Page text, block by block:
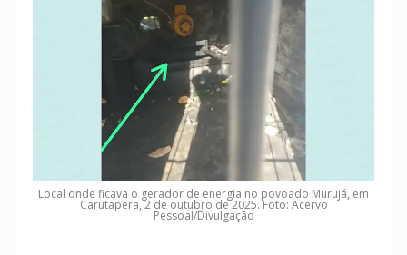
Local onde ficava o gerador de energia no povoado Murujá, em
Carutapera, 2 de outubro de 2025. Foto: Acervo
Pessoal/Divulgação